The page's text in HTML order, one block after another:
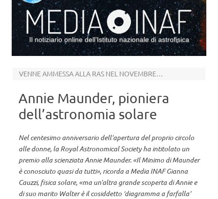
Il notiziario online dell’Istituto nazionale di astrofisica
VENNE AMMESSA ALLA RAS NEL NOVEMBRE 1916
Annie Maunder, pioniera
dell’astronomia solare
Nel centesimo anniversario dell’apertura del proprio circolo
alle donne, la Royal Astronomical Society ha intitolato un
premio alla scienziata Annie Maunder. «Il Minimo di Maunder
è conosciuto quasi da tutti», ricorda a Media INAF Gianna
Cauzzi, fisica solare, «ma un’altra grande scoperta di Annie e
di suo marito Walter è il cosiddetto ‘diagramma a farfalla’